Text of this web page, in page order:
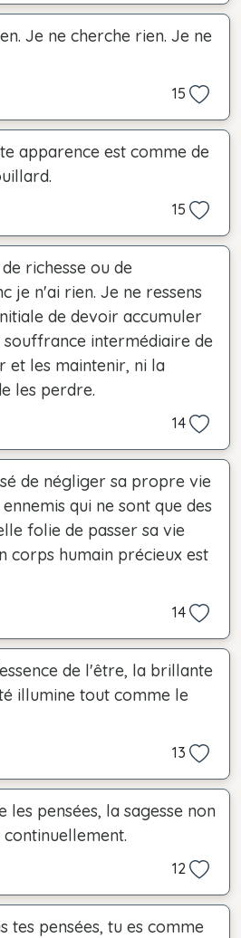
Je ne cherche rien. Je ne
15
apparence est comme de
15
richesse ou de
je n'ai rien. Je ne ressens
de devoir accumuler
souffrance intermédiaire de
et les maintenir, ni la
les perdre.
14
de négliger sa propre vie
qui ne sont que des
folie de passer sa vie
corps humain précieux est
14
de l'être, la brillante
illumine tout comme le
13
les pensées, la sagesse non
12
tes pensées, tu es comme